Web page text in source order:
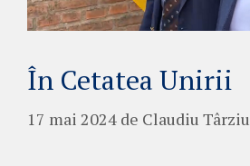
În Cetatea Unirii
17 mai 2024 de Claudiu Târziu